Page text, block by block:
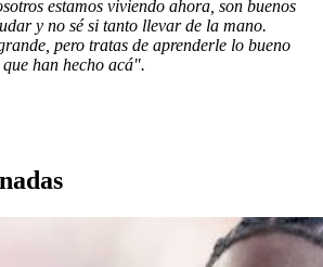
estamos viviendo ahora, son buenos
y no sé si tanto llevar de la mano.
pero tratas de aprenderle lo bueno
han hecho acá".